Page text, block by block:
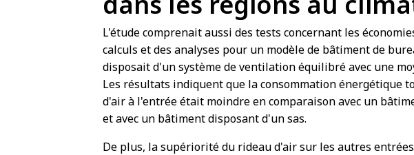
L'étude comprenait aussi des tests concernant les
calculs et des analyses pour un modèle de bâtiment de
disposait d'un système de ventilation équilibré avec une
Les résultats indiquent que la consommation énergétique
d'air à l'entrée était moindre en comparaison avec un
et avec un bâtiment disposant d'un sas.
De plus, la supériorité du rideau d'air sur les autres